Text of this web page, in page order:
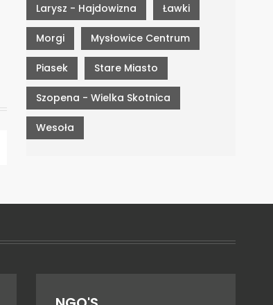
Larysz - Hajdowizna Ławki
Morgi Mysłowice Centrum
Piasek Stare Miasto
Szopena - Wielka Skotnica
Wesoła